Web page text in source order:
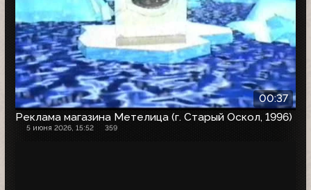
00:37
Реклама магазина Метелица (г. Старый Оскол, 1996)
5 июня 2026, 15:52 359